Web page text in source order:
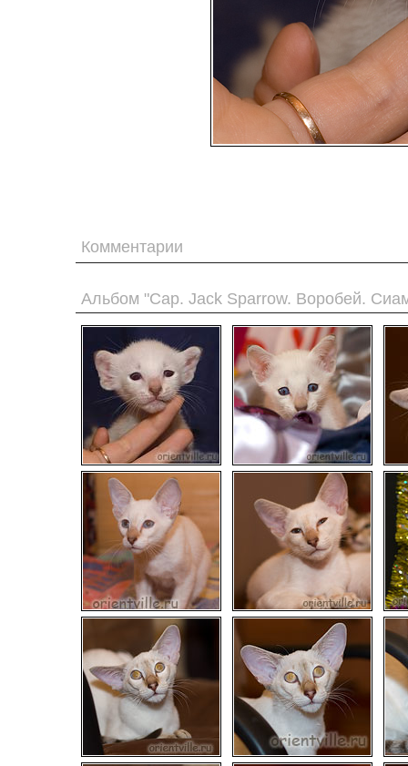
Комментарии
Альбом "Cap. Jack Sparrow. Воробей.